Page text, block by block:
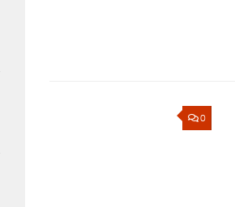
0